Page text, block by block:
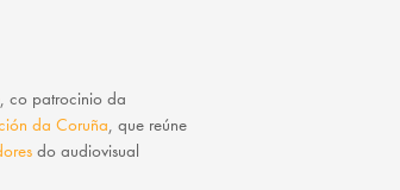
, co patrocinio da
da Coruña, que reúne
do audiovisual